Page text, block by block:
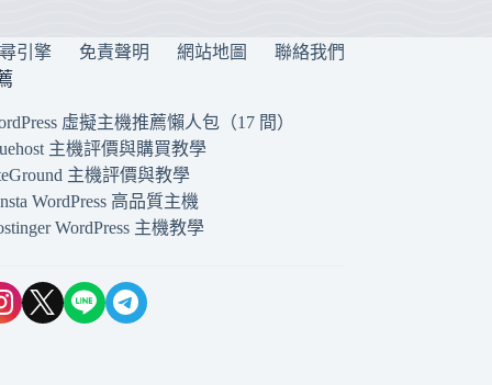
引擎 免責聲明 網站地圖 聯絡我們
虛擬主機推薦懶人包（17 間）
主機評價與購買教學
主機評價與教學
WordPress 高品質主機
WordPress 主機教學